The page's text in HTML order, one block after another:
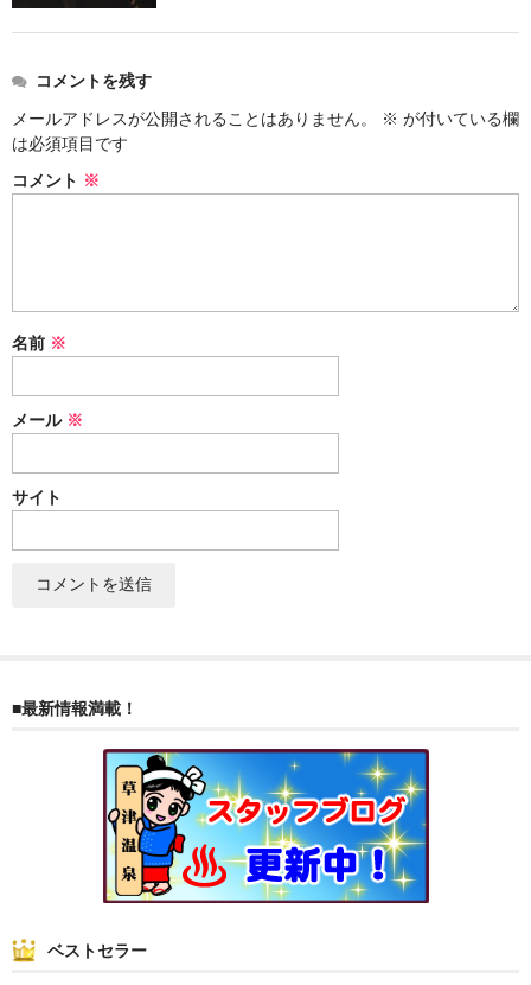
ゆもみちゃん
スイーツ
文具
雑貨
文具
クッキー
ケーキ
まんじゅう
スナック
コメントを残す
メールアドレスが公開されることはありません。
※ が付いている欄
は必須項目です
コメント ※
名前 ※
メール ※
サイト
■最新情報満載！
ベストセラー